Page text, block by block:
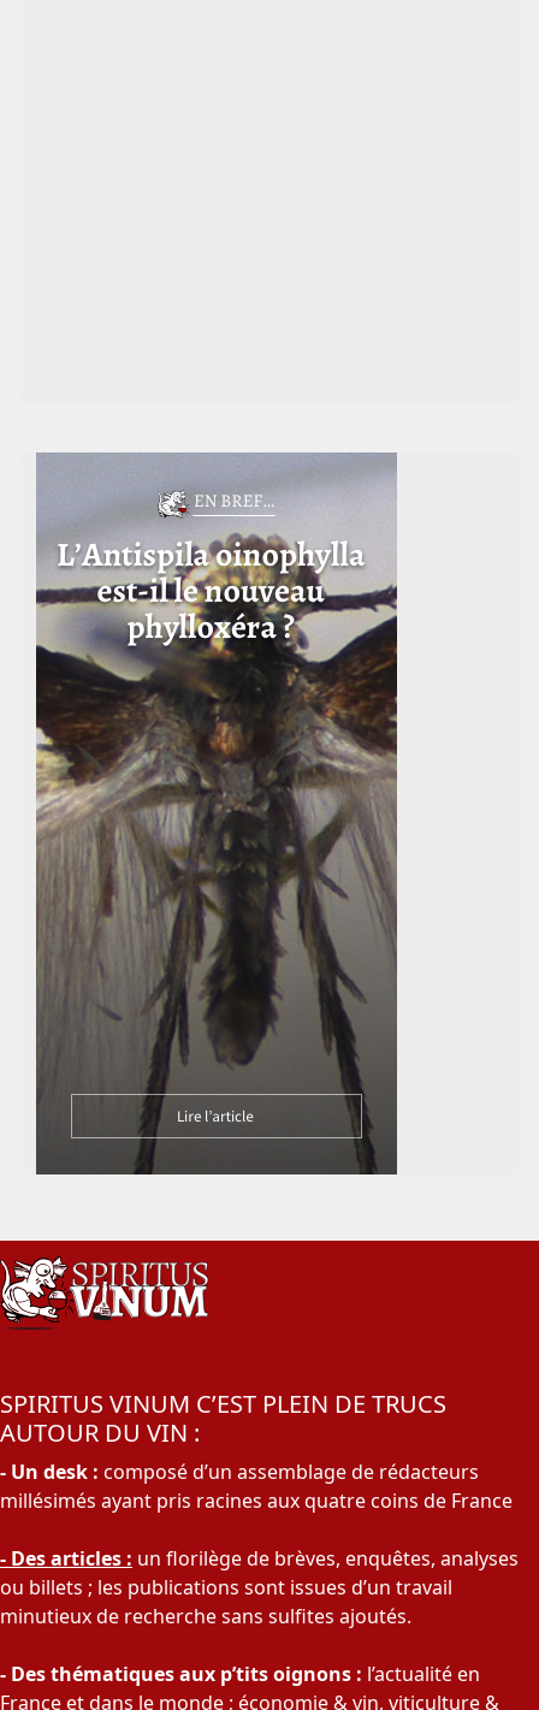
SPIRITUS VINUM C’EST PLEIN DE TRUCS
AUTOUR DU VIN :
- Un desk : composé d’un assemblage de rédacteurs
millésimés ayant pris racines aux quatre coins de France
- Des articles : un florilège de brèves, enquêtes, analyses
ou billets ; les publications sont issues d’un travail
minutieux de recherche sans sulfites ajoutés.
- Des thématiques aux p’tits oignons : l’actualité en
France et dans le monde ; économie & vin, viticulture &